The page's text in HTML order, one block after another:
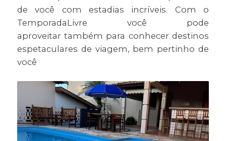
de você com estadias incríveis. Com o
TemporadaLivre você pode
aproveitar também para conhecer destinos
espetaculares de viagem, bem pertinho de
você